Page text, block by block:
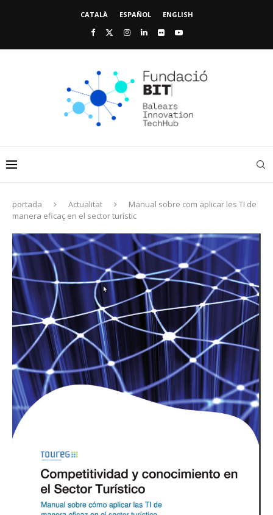
CATALÀ ESPAÑOL ENGLISH
portada Actualitat
Manual sobre com aplicar les TI de
manera eficaç en el sector turístic